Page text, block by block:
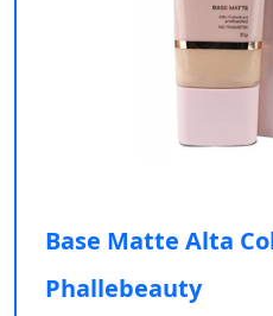
Base Matte Alta
Phallebeauty